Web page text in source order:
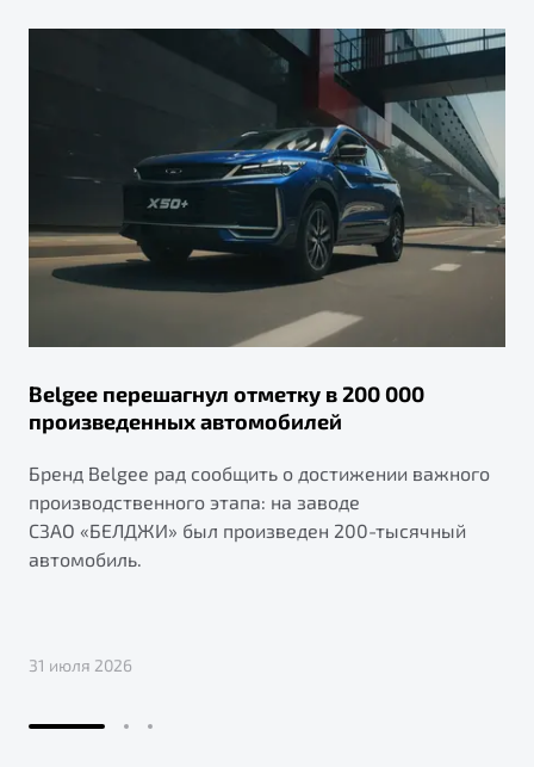
Belgee перешагнул отметку в 200 000
произведенных автомобилей
Бренд Belgee рад сообщить о достижении важного
производственного этапа: на заводе
СЗАО «БЕЛДЖИ» был произведен 200-тысячный
автомобиль.
31 июля 2026